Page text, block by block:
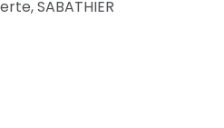
SABATHIER